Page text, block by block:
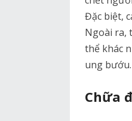
Đặc biệt,
Ngoài ra,
thể khác
ung bướu.
Chữa